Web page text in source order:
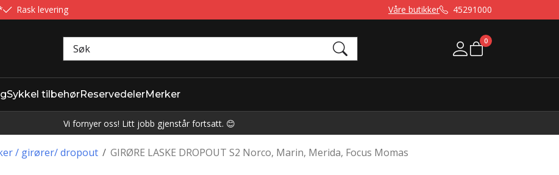
Rask levering Våre butikker 45291000
Mine sider
0
Sykkel tilbehørReservedelerMerker
Vi fornyer oss! Litt jobb gjenstår fortsatt. 😊
/
/ girører/ dropout GIRØRE LASKE DROPOUT S2 Norco, Marin, Merida, Focus Momas